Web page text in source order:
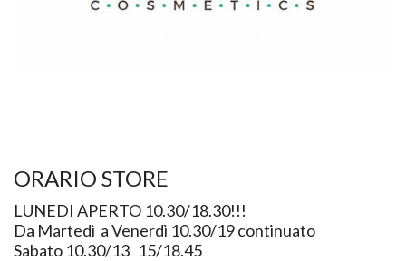
ORARIO STORE
LUNEDI APERTO 10.30/18.30!!!
Da Martedì a Venerdì 10.30/19 continuato
Sabato 10.30/13 15/18.45